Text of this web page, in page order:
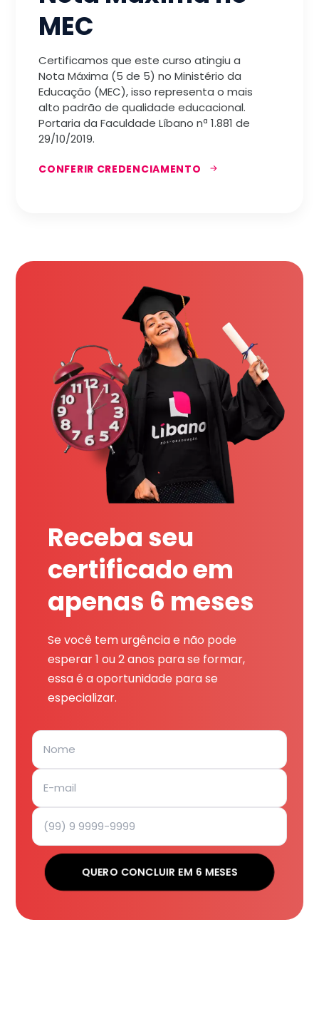
MEC
Certificamos que este curso atingiu a
Nota Máxima (5 de 5) no Ministério da
Educação (MEC), isso representa o mais
alto padrão de qualidade educacional.
Portaria da Faculdade Líbano nª 1.881 de
29/10/2019.
CONFERIR CREDENCIAMENTO
Receba seu
certificado em
apenas 6 meses
Se você tem urgência e não pode
esperar 1 ou 2 anos para se formar,
essa é a oportunidade para se
especializar.
QUERO CONCLUIR EM 6 MESES